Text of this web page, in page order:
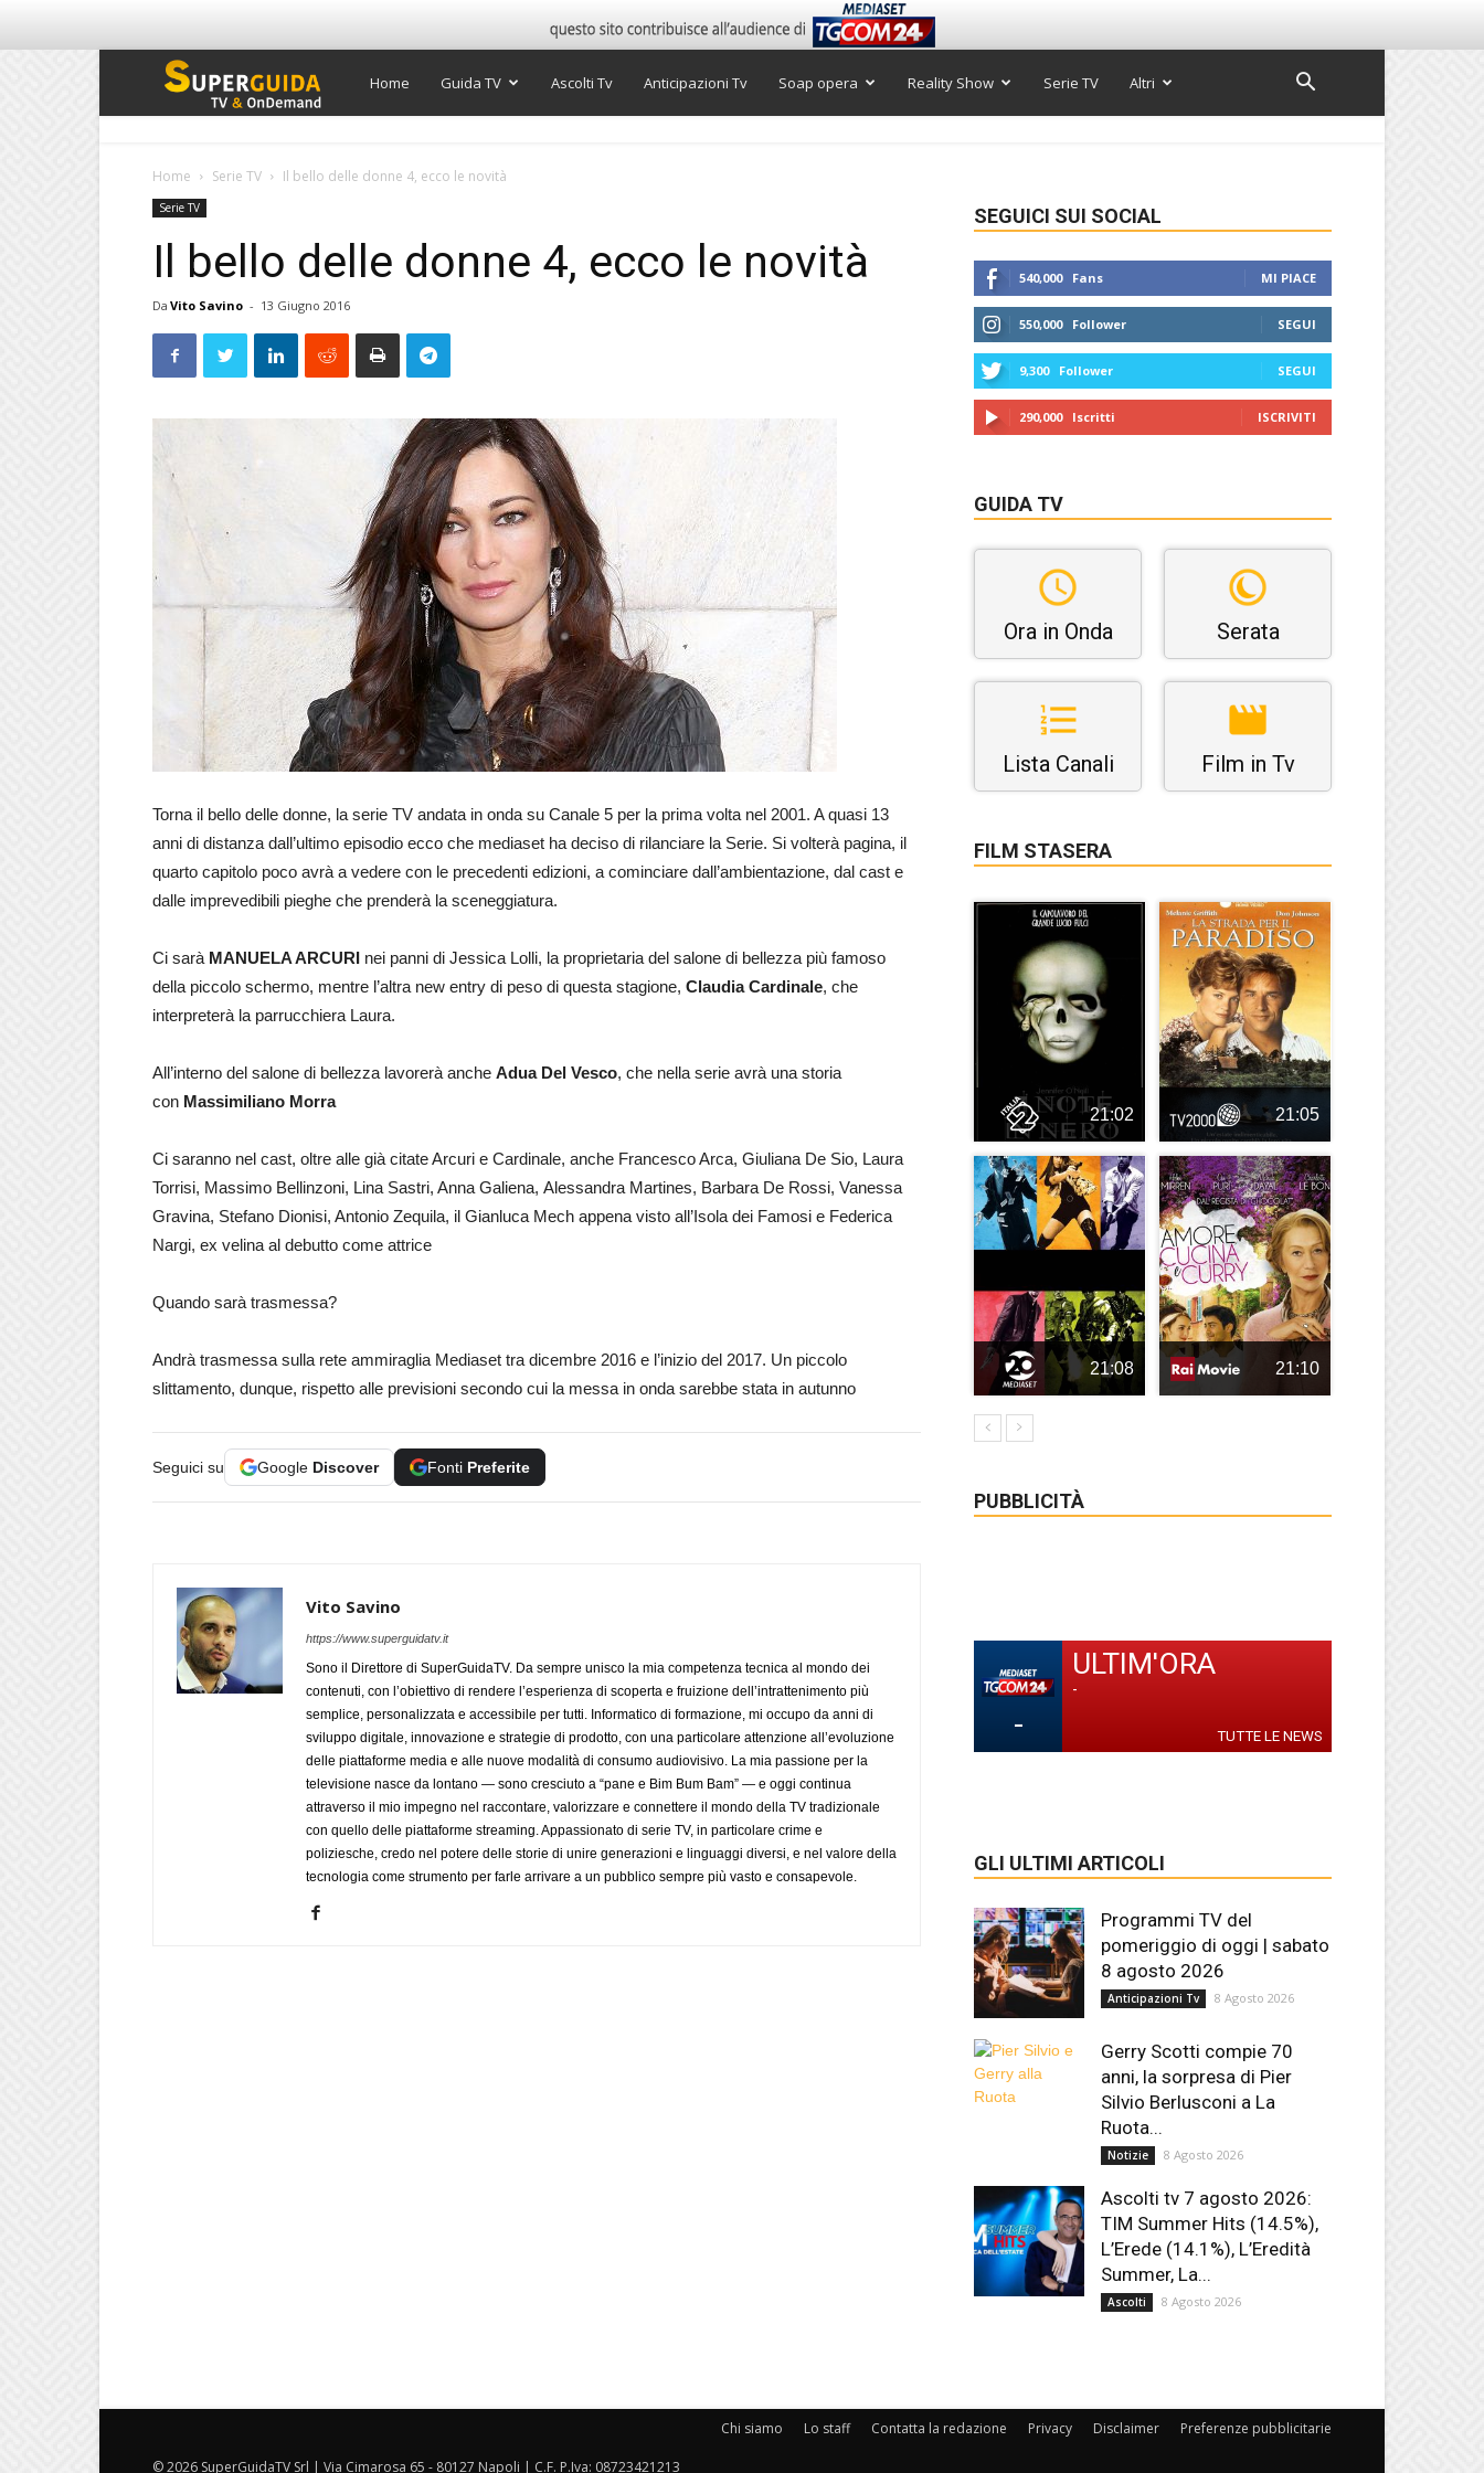
Super
Home Guida TV Ascolti Tv Anticipazioni Tv Soap opera Reality Show Serie TV Altri
Home Serie TV Il bello delle donne 4, ecco le novità
Serie TV
Il bello delle donne 4, ecco le novità
Da Vito Savino - 13 Giugno 2016
Torna il bello delle donne, la serie TV andata in onda su Canale 5 per la prima volta nel 2001. A quasi 13
anni di distanza dall’ultimo episodio ecco che mediaset ha deciso di rilanciare la Serie. Si volterà pagina, il
quarto capitolo poco avrà a vedere con le precedenti edizioni, a cominciare dall’ambientazione, dal cast e
dalle imprevedibili pieghe che prenderà la sceneggiatura.
Ci sarà MANUELA ARCURI nei panni di Jessica Lolli, la proprietaria del salone di bellezza più famoso
della piccolo schermo, mentre l’altra new entry di peso di questa stagione, Claudia Cardinale, che
interpreterà la parrucchiera Laura.
All’interno del salone di bellezza lavorerà anche Adua Del Vesco, che nella serie avrà una storia
con Massimiliano Morra
Ci saranno nel cast, oltre alle già citate Arcuri e Cardinale, anche Francesco Arca, Giuliana De Sio, Laura
Torrisi, Massimo Bellinzoni, Lina Sastri, Anna Galiena, Alessandra Martines, Barbara De Rossi, Vanessa
Gravina, Stefano Dionisi, Antonio Zequila, il Gianluca Mech appena visto all’Isola dei Famosi e Federica
Nargi, ex velina al debutto come attrice
Quando sarà trasmessa?
Andrà trasmessa sulla rete ammiraglia Mediaset tra dicembre 2016 e l’inizio del 2017. Un piccolo
slittamento, dunque, rispetto alle previsioni secondo cui la messa in onda sarebbe stata in autunno
Seguici su Google Discover Fonti Preferite
Vito Savino
https://www.superguidatv.it
Sono il Direttore di SuperGuidaTV. Da sempre unisco la mia competenza tecnica al mondo dei
contenuti, con l’obiettivo di rendere l’esperienza di scoperta e fruizione dell’intrattenimento più
semplice, personalizzata e accessibile per tutti. Informatico di formazione, mi occupo da anni di
sviluppo digitale, innovazione e strategie di prodotto, con una particolare attenzione all’evoluzione
delle piattaforme media e alle nuove modalità di consumo audiovisivo. La mia passione per la
televisione nasce da lontano — sono cresciuto a “pane e Bim Bum Bam” — e oggi continua
attraverso il mio impegno nel raccontare, valorizzare e connettere il mondo della TV tradizionale
con quello delle piattaforme streaming. Appassionato di serie TV, in particolare crime e
poliziesche, credo nel potere delle storie di unire generazioni e linguaggi diversi, e nel valore della
tecnologia come strumento per farle arrivare a un pubblico sempre più vasto e consapevole.
SEGUICI SUI SOCIAL
540,000 Fans MI PIACE
550,000 Follower SEGUI
9,300 Follower SEGUI
290,000 Iscritti ISCRIVITI
GUIDA TV
Ora in Onda Serata
Lista Canali Film in Tv
FILM STASERA
21:02 21:05
21:08 21:10
PUBBLICITÀ
-
ULTIM'ORA
-
TUTTE LE NEWS
GLI ULTIMI ARTICOLI
Programmi TV del
pomeriggio di oggi | sabato
8 agosto 2026
Anticipazioni Tv 8 Agosto 2026
Gerry Scotti compie 70
anni, la sorpresa di Pier
Silvio Berlusconi a La
Ruota...
Notizie 8 Agosto 2026
Ascolti tv 7 agosto 2026:
TIM Summer Hits (14.5%),
L’Erede (14.1%), L’Eredità
Summer, La...
Ascolti 8 Agosto 2026
Chi siamo Lo staff Contatta la redazione Privacy Disclaimer Preferenze pubblicitarie
© 2026 SuperGuidaTV Srl | Via Cimarosa 65 - 80127 Napoli | C.F. P.Iva: 08723421213